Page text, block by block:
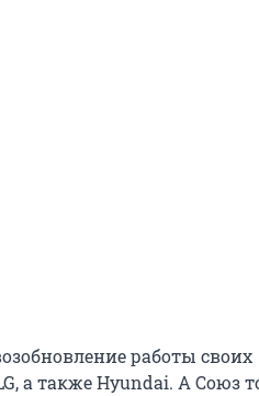
работы своих
а также Hyundai. А Союз